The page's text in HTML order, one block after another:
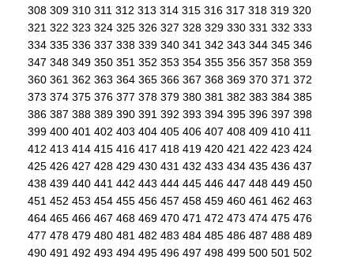
308 309 310 311 312 313 314 315 316 317 318 319 320
321 322 323 324 325 326 327 328 329 330 331 332 333
334 335 336 337 338 339 340 341 342 343 344 345 346
347 348 349 350 351 352 353 354 355 356 357 358 359
360 361 362 363 364 365 366 367 368 369 370 371 372
373 374 375 376 377 378 379 380 381 382 383 384 385
386 387 388 389 390 391 392 393 394 395 396 397 398
399 400 401 402 403 404 405 406 407 408 409 410 411
412 413 414 415 416 417 418 419 420 421 422 423 424
425 426 427 428 429 430 431 432 433 434 435 436 437
438 439 440 441 442 443 444 445 446 447 448 449 450
451 452 453 454 455 456 457 458 459 460 461 462 463
464 465 466 467 468 469 470 471 472 473 474 475 476
477 478 479 480 481 482 483 484 485 486 487 488 489
490 491 492 493 494 495 496 497 498 499 500 501 502